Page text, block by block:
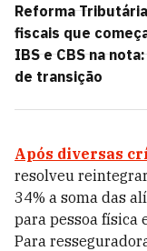
Reforma
fiscais que
IBS e CBS na
de transição
Após diversas
resolveu
34% a soma das
para pessoa física
Para